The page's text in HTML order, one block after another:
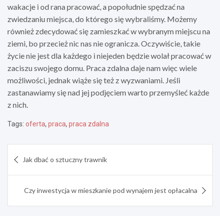
wakacje i od rana pracować, a popołudnie spędzać na
zwiedzaniu miejsca, do którego się wybraliśmy. Możemy
również zdecydować się zamieszkać w wybranym miejscu na
ziemi, bo przecież nic nas nie ogranicza. Oczywiście, takie
życie nie jest dla każdego i niejeden będzie wolał pracować w
zaciszu swojego domu. Praca zdalna daje nam więc wiele
możliwości, jednak wiąże się też z wyzwaniami. Jeśli
zastanawiamy się nad jej podjęciem warto przemyśleć każde
z nich.
Tags: oferta, praca, praca zdalna
wpisu
Jak dbać o sztuczny trawnik
Czy inwestycja w mieszkanie pod wynajem jest opłacalna